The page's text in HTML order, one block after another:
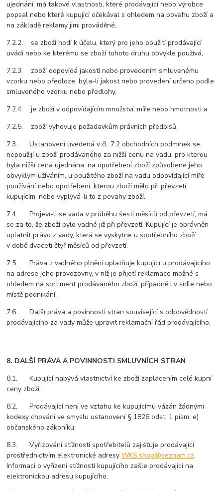
ujednání, má takové vlastnosti, které prodávající nebo výrobce
popsal nebo které kupující očekával s ohledem na povahu zboží a
na základě reklamy jimi prováděné,
7.2.2. se zboží hodí k účelu, který pro jeho použití prodávající
uvádí nebo ke kterému se zboží tohoto druhu obvykle používá,
7.2.3. zboží odpovídá jakostí nebo provedením smluvenému
vzorku nebo předloze, byla-li jakost nebo provedení určeno podle
smluveného vzorku nebo předlohy,
7.2.4. je zboží v odpovídajícím množství, míře nebo hmotnosti a
7.2.5. zboží vyhovuje požadavkům právních předpisů.
7.3. Ustanovení uvedená v čl. 7.2 obchodních podmínek se
nepoužijí u zboží prodávaného za nižší cenu na vadu, pro kterou
byla nižší cena ujednána, na opotřebení zboží způsobené jeho
obvyklým užíváním, u použitého zboží na vadu odpovídající míře
používání nebo opotřebení, kterou zboží mělo při převzetí
kupujícím, nebo vyplývá-li to z povahy zboží.
7.4. Projeví-li se vada v průběhu šesti měsíců od převzetí, má
se za to, že zboží bylo vadné již při převzetí. Kupující je oprávněn
uplatnit právo z vady, která se vyskytne u spotřebního zboží
v době dvaceti čtyř měsíců od převzetí.
7.5. Práva z vadného plnění uplatňuje kupující u prodávajícího
na adrese jeho provozovny, v níž je přijetí reklamace možné s
ohledem na sortiment prodávaného zboží, případně i v sídle nebo
místě podnikání.
7.6. Další práva a povinnosti stran související s odpovědností
prodávajícího za vady může upravit reklamační řád prodávajícího.
8. DALŠÍ PRÁVA A POVINNOSTI SMLUVNÍCH STRAN
8.1. Kupující nabývá vlastnictví ke zboží zaplacením celé kupní
ceny zboží.
8.2. Prodávající není ve vztahu ke kupujícímu vázán žádnými
kodexy chování ve smyslu ustanovení § 1826 odst. 1 písm. e)
občanského zákoníku.
8.3. Vyřizování stížností spotřebitelů zajišťuje prodávající
prostřednictvím elektronické adresyWKS.shop@seznam.cz.
Informaci o vyřízení stížnosti kupujícího zašle prodávající na
elektronickou adresu kupujícího.